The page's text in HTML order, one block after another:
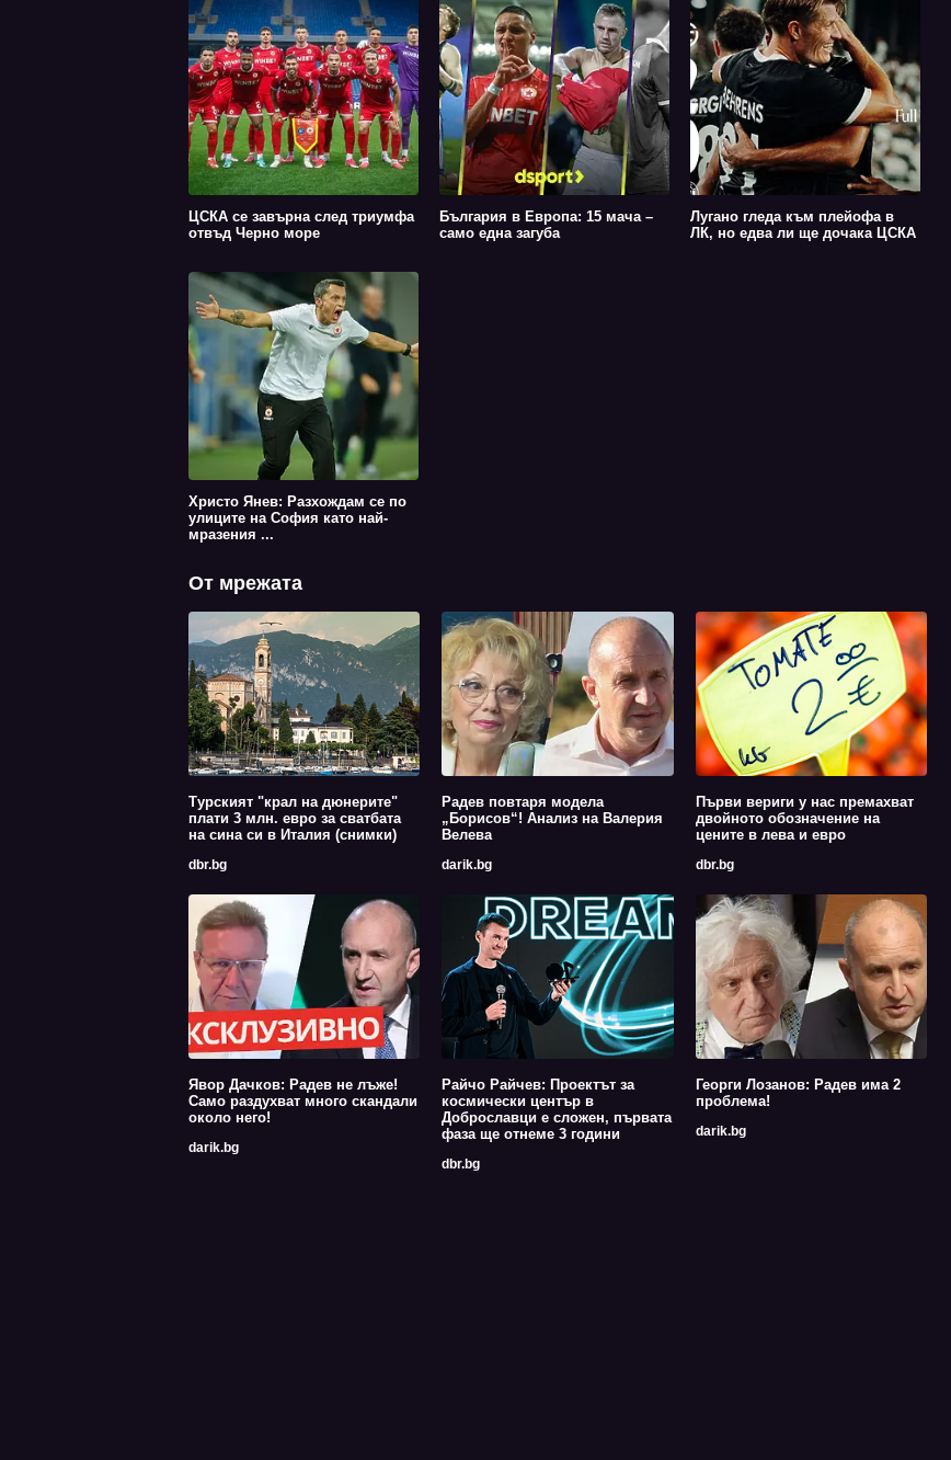
ЦСКА се завърна след триумфа
отвъд Черно море
България в Европа: 15 мача –
само една загуба
Лугано гледа към плейофа в
ЛК, но едва ли ще дочака ЦСКА
Христо Янев: Разхождам се по
улиците на София като най-
мразения ...
От мрежата
Турският "крал на дюнерите"
плати 3 млн. евро за сватбата
на сина си в Италия (снимки)
dbr.bg
Радев повтаря модела
„Борисов“! Анализ на Валерия
Велева
darik.bg
Първи вериги у нас премахват
двойното обозначение на
цените в лева и евро
dbr.bg
Явор Дачков: Радев не лъже!
Само раздухват много скандали
около него!
darik.bg
Райчо Райчев: Проектът за
космически център в
Доброславци е сложен, първата
фаза ще отнеме 3 години
dbr.bg
Георги Лозанов: Радев има 2
проблема!
darik.bg